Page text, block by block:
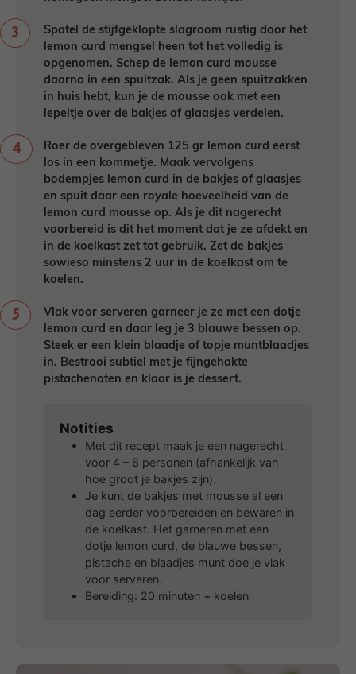
Spatel de stijfgeklopte slagroom rustig door het
lemon curd mengsel heen tot het volledig is
opgenomen. Schep de lemon curd mousse
daarna in een spuitzak. Als je geen spuitzakken
in huis hebt, kun je de mousse ook met een
lepeltje over de bakjes of glaasjes verdelen.
Roer de overgebleven 125 gr lemon curd eerst
los in een kommetje. Maak vervolgens
bodempjes lemon curd in de bakjes of glaasjes
en spuit daar een royale hoeveelheid van de
lemon curd mousse op. Als je dit nagerecht
voorbereid is dit het moment dat je ze afdekt en
in de koelkast zet tot gebruik. Zet de bakjes
sowieso minstens 2 uur in de koelkast om te
koelen.
Vlak voor serveren garneer je ze met een dotje
lemon curd en daar leg je 3 blauwe bessen op.
Steek er een klein blaadje of topje muntblaadjes
in. Bestrooi subtiel met je fijngehakte
pistachenoten en klaar is je dessert.
Notities
Met dit recept maak je een nagerecht
voor 4 – 6 personen (afhankelijk van
hoe groot je bakjes zijn).
Je kunt de bakjes met mousse al een
dag eerder voorbereiden en bewaren in
de koelkast. Het garneren met een
dotje lemon curd, de blauwe bessen,
pistache en blaadjes munt doe je vlak
voor serveren.
Bereiding: 20 minuten + koelen